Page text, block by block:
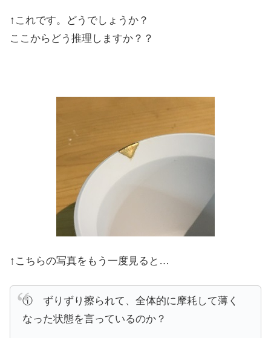
↑これです。どうでしょうか？
ここからどう推理しますか？？
↑こちらの写真をもう一度見ると…
① ずりずり擦られて、全体的に摩耗して薄く
なった状態を言っているのか？